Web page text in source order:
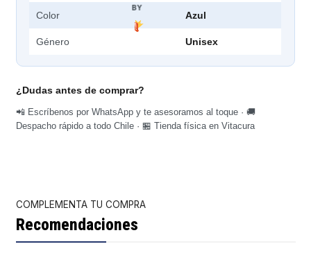
Color Azul
Género Unisex
¿Dudas antes de comprar?
📲 Escríbenos por WhatsApp y te asesoramos al toque · 🚚
Despacho rápido a todo Chile · 🏪 Tienda física en Vitacura
COMPLEMENTA TU COMPRA
Recomendaciones
BY